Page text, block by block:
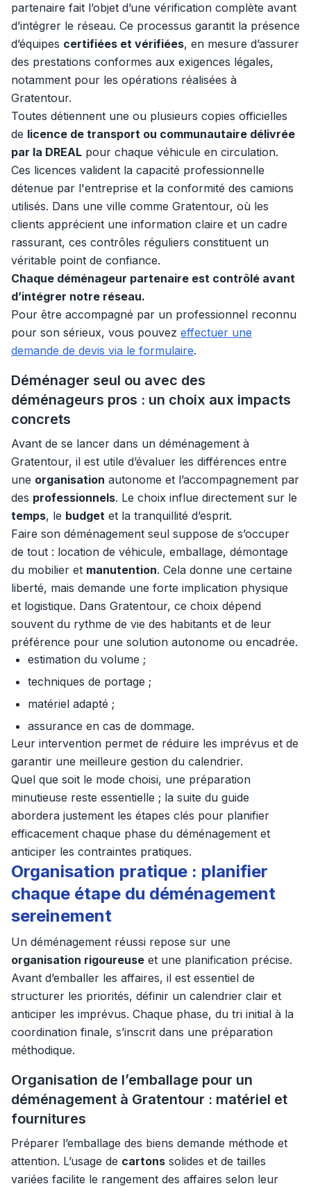
partenaire fait l’objet d’une vérification complète avant
d’intégrer le réseau. Ce processus garantit la présence
d’équipes certifiées et vérifiées, en mesure d’assurer
des prestations conformes aux exigences légales,
notamment pour les opérations réalisées à
Gratentour.
Toutes détiennent une ou plusieurs copies officielles
de licence de transport ou communautaire délivrée
par la DREAL pour chaque véhicule en circulation.
Ces licences valident la capacité professionnelle
détenue par l'entreprise et la conformité des camions
utilisés. Dans une ville comme Gratentour, où les
clients apprécient une information claire et un cadre
rassurant, ces contrôles réguliers constituent un
véritable point de confiance.
Chaque déménageur partenaire est contrôlé avant
d’intégrer notre réseau.
Pour être accompagné par un professionnel reconnu
pour son sérieux, vous pouvez effectuer une
demande de devis via le formulaire.
Déménager seul ou avec des
déménageurs pros : un choix aux impacts
concrets
Avant de se lancer dans un déménagement à
Gratentour, il est utile d’évaluer les différences entre
une organisation autonome et l’accompagnement par
des professionnels. Le choix influe directement sur le
temps, le budget et la tranquillité d’esprit.
Faire son déménagement seul suppose de s’occuper
de tout : location de véhicule, emballage, démontage
du mobilier et manutention. Cela donne une certaine
liberté, mais demande une forte implication physique
et logistique. Dans Gratentour, ce choix dépend
souvent du rythme de vie des habitants et de leur
préférence pour une solution autonome ou encadrée.
estimation du volume ;
techniques de portage ;
matériel adapté ;
assurance en cas de dommage.
Leur intervention permet de réduire les imprévus et de
garantir une meilleure gestion du calendrier.
Quel que soit le mode choisi, une préparation
minutieuse reste essentielle ; la suite du guide
abordera justement les étapes clés pour planifier
efficacement chaque phase du déménagement et
anticiper les contraintes pratiques.
Organisation pratique : planifier
chaque étape du déménagement
sereinement
Un déménagement réussi repose sur une
organisation rigoureuse et une planification précise.
Avant d’emballer les affaires, il est essentiel de
structurer les priorités, définir un calendrier clair et
anticiper les imprévus. Chaque phase, du tri initial à la
coordination finale, s’inscrit dans une préparation
méthodique.
Organisation de l’emballage pour un
déménagement à Gratentour : matériel et
fournitures
Préparer l’emballage des biens demande méthode et
attention. L’usage de cartons solides et de tailles
variées facilite le rangement des affaires selon leur